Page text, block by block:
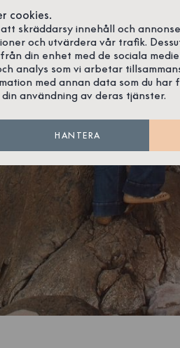
cookies.
skräddarsy innehåll och
och utvärdera vår trafik.
din enhet med de sociala
analys som vi arbetar
med annan data som du har
användning av deras tjänster.
HANTERA